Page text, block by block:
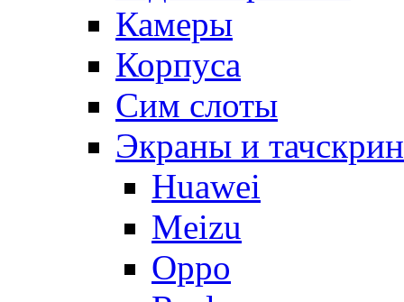
Камеры
Корпуса
Сим слоты
Экраны и
Huawei
Meizu
Oppo